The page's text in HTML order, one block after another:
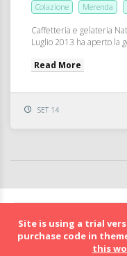
Colazione Merenda
Caffetteria e gelateria
Luglio 2013 ha aperto la
Read More
SET 14
Site is using a trial
purchase code in
this